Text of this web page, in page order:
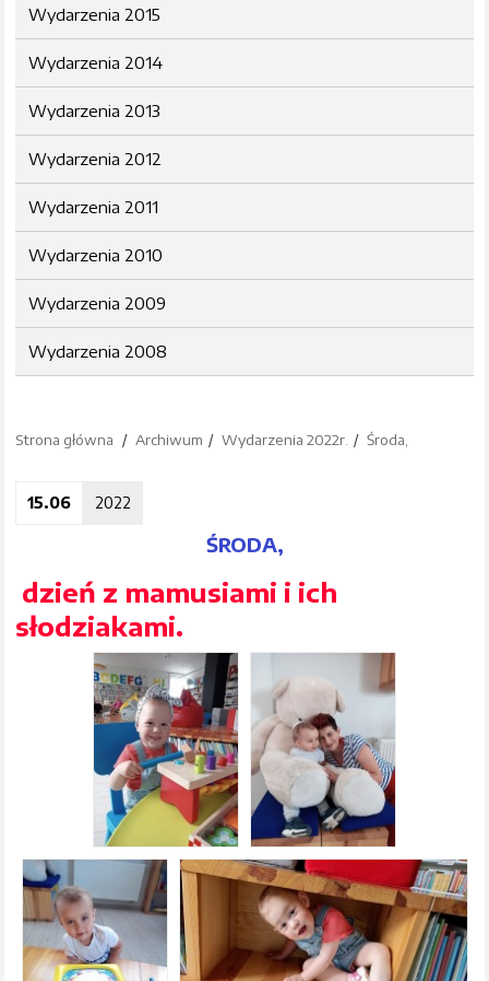
Wydarzenia 2015
Wydarzenia 2014
Wydarzenia 2013
Wydarzenia 2012
Wydarzenia 2011
Wydarzenia 2010
Wydarzenia 2009
Wydarzenia 2008
Strona główna Archiwum Wydarzenia 2022r. Środa,
15.06 2022
ŚRODA,
dzień z mamusiami i ich
słodziakami.